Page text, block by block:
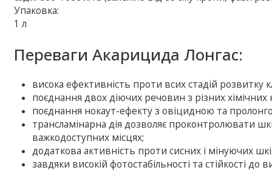
Упаковка:
1 л
Переваги Акарицида Лонгас:
висока ефективність проти всих стадій розвитку
поєднання двох діючих речовин з різних хімічних
поєднання нокаут-ефекту з овіцидною та
трансламінарна дія дозволяє проконтролювати
важкодоступних місцях;
додаткова активність проти сисних і мінуючих
завдяки високій фотостабільності та стійкості